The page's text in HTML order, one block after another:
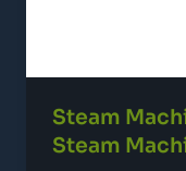
Steam
Steam